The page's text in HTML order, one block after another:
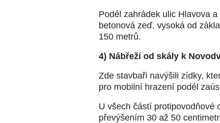
Podél zahrádek ulic Hlavova
betonová zeď, vysoká od
150 metrů.
4) Nábřeží od skály k
Zde stavbaři navýšili zídky,
pro mobilní hrazení podél
U všech částí protipovodňové
převýšením 30 až 50